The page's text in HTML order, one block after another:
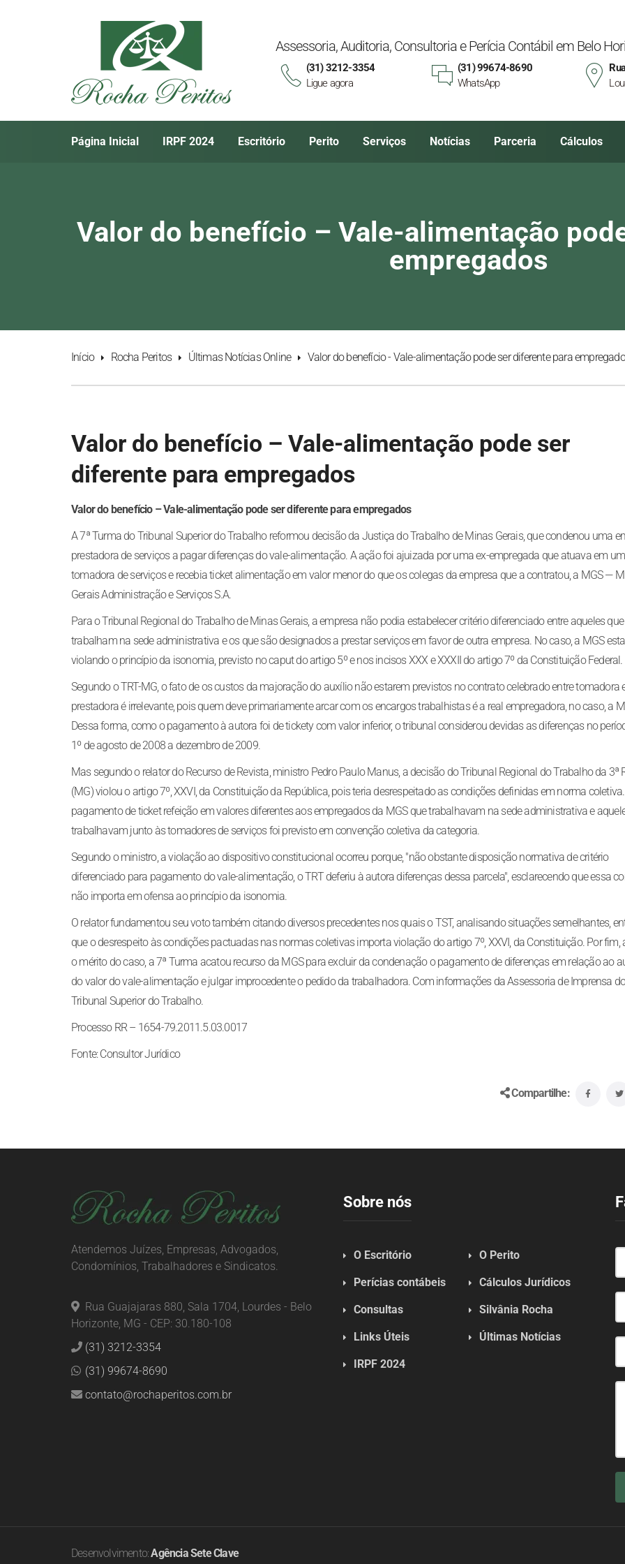
Assessoria, Auditoria, Consultoria e Perícia Contábil em Belo
(31) 3212-3354
Ligue agora
(31) 99674-8690
WhatsApp
Página Inicial IRPF 2024 Escritório Perito Serviços Notícias Parceria Cálculos
Valor do benefício – Vale-alimentação
empregados
Início Rocha Peritos Últimas Notícias Online Valor do benefício - Vale-alimentação pode ser diferente para
Valor do benefício – Vale-alimentação pode ser
diferente para empregados
Valor do benefício – Vale-alimentação pode ser diferente para empregados
A 7ª Turma do Tribunal Superior do Trabalho reformou decisão da Justiça do Trabalho de Minas Gerais, que condenou uma
prestadora de serviços a pagar diferenças do vale-alimentação. A ação foi ajuizada por uma ex-empregada que atuava em
tomadora de serviços e recebia ticket alimentação em valor menor do que os colegas da empresa que a contratou, a MGS —
Gerais Administração e Serviços S.A.
Para o Tribunal Regional do Trabalho de Minas Gerais, a empresa não podia estabelecer critério diferenciado entre aqueles que
trabalham na sede administrativa e os que são designados a prestar serviços em favor de outra empresa. No caso, a MGS
violando o princípio da isonomia, previsto no caput do artigo 5º e nos incisos XXX e XXXII do artigo 7º da Constituição Federal.
Segundo o TRT-MG, o fato de os custos da majoração do auxílio não estarem previstos no contrato celebrado entre tomadora
prestadora é irrelevante, pois quem deve primariamente arcar com os encargos trabalhistas é a real empregadora, no caso, a
Dessa forma, como o pagamento à autora foi de tickety com valor inferior, o tribunal considerou devidas as diferenças no
1º de agosto de 2008 a dezembro de 2009.
Mas segundo o relator do Recurso de Revista, ministro Pedro Paulo Manus, a decisão do Tribunal Regional do Trabalho da 3ª
(MG) violou o artigo 7º, XXVI, da Constituição da República, pois teria desrespeitado as condições definidas em norma
pagamento de ticket refeição em valores diferentes aos empregados da MGS que trabalhavam na sede administrativa e
trabalhavam junto às tomadores de serviços foi previsto em convenção coletiva da categoria.
Segundo o ministro, a violação ao dispositivo constitucional ocorreu porque, "não obstante disposição normativa de critério
diferenciado para pagamento do vale-alimentação, o TRT deferiu à autora diferenças dessa parcela", esclarecendo que essa
não importa em ofensa ao princípio da isonomia.
O relator fundamentou seu voto também citando diversos precedentes nos quais o TST, analisando situações semelhantes,
que o desrespeito às condições pactuadas nas normas coletivas importa violação do artigo 7º, XXVI, da Constituição. Por fim,
o mérito do caso, a 7ª Turma acatou recurso da MGS para excluir da condenação o pagamento de diferenças em relação ao
do valor do vale-alimentação e julgar improcedente o pedido da trabalhadora. Com informações da Assessoria de Imprensa
Tribunal Superior do Trabalho.
Processo RR – 1654-79.2011.5.03.0017
Fonte: Consultor Jurídico
Compartilhe:
Atendemos Juízes, Empresas, Advogados,
Condomínios, Trabalhadores e Sindicatos.
Rua Guajajaras 880, Sala 1704, Lourdes - Belo
Horizonte, MG - CEP: 30.180-108
(31) 3212-3354
(31) 99674-8690
contato@rochaperitos.com.br
Sobre nós
O Escritório O Perito
Perícias contábeis Cálculos Jurídicos
Consultas Silvânia Rocha
Links Úteis Últimas Notícias
IRPF 2024
Desenvolvimento:Agência Sete Clave